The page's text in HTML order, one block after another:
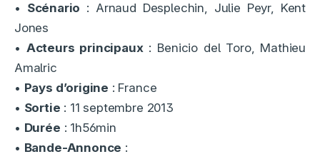
• Scénario : Arnaud Desplechin, Julie Peyr, Kent
Jones
• Acteurs principaux: Benicio del Toro, Mathieu
Amalric
• Pays d’origine : France
• Sortie : 11 septembre 2013
• Durée : 1h56min
• Bande-Annonce :